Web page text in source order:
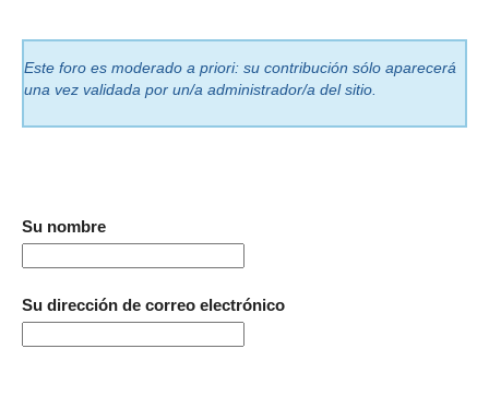
Este foro es moderado a priori: su contribución sólo aparecerá
una vez validada por un/a administrador/a del sitio.
Su nombre
Su dirección de correo electrónico